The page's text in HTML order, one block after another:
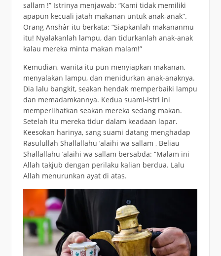
sallam !” Istrinya menjawab: “Kami tidak memiliki
apapun kecuali jatah makanan untuk anak-anak”.
Orang Anshâr itu berkata: “Siapkanlah makananmu
itu! Nyalakanlah lampu, dan tidurkanlah anak-anak
kalau mereka minta makan malam!”
Kemudian, wanita itu pun menyiapkan makanan,
menyalakan lampu, dan menidurkan anak-anaknya.
Dia lalu bangkit, seakan hendak memperbaiki lampu
dan memadamkannya. Kedua suami-istri ini
memperlihatkan seakan mereka sedang makan.
Setelah itu mereka tidur dalam keadaan lapar.
Keesokan harinya, sang suami datang menghadap
Rasulullah Shallallahu ‘alaihi wa sallam , Beliau
Shallallahu ‘alaihi wa sallam bersabda: “Malam ini
Allah takjub dengan perilaku kalian berdua. Lalu
Allah menurunkan ayat di atas.